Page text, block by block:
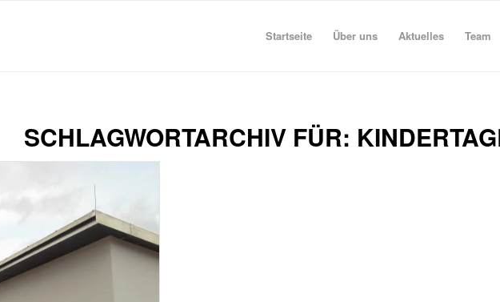
Startseite Über uns Aktuelles Team
SCHLAGWORTARCHIV FÜR: